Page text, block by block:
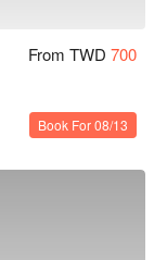
From TWD 700
Book For 08/13